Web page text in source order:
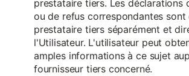
prestataire tiers. Les déclarations
ou de refus correspondantes sont
prestataire tiers séparément et
l'Utilisateur. L'utilisateur peut
amples informations à ce sujet
fournisseur tiers concerné.